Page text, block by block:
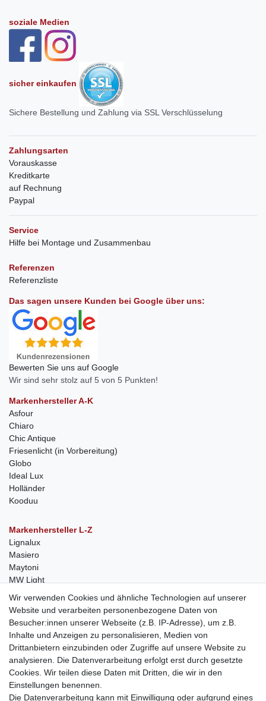
soziale Medien
sicher einkaufen
Sichere Bestellung und Zahlung via SSL Verschlüsselung
Zahlungsarten
Vorauskasse
Kreditkarte
auf Rechnung
Paypal
Service
Hilfe bei Montage und Zusammenbau
Referenzen
Referenzliste
Das sagen unsere Kunden bei Google über uns:
Bewerten Sie uns auf Google
Wir sind sehr stolz auf 5 von 5 Punkten!
Markenhersteller A-K
Asfour
Chiaro
Chic Antique
Friesenlicht (in Vorbereitung)
Globo
Ideal Lux
Holländer
Kooduu
Markenhersteller L-Z
Lignalux
Masiero
Maytoni
MW Light
Peka-Ideen
RegenBogen
Swarovski Kristalle
Anfragen von Herstellern
Sie sind Lampen-Hersteller und suchen einen Vertriebspartner in
der Schweiz?
Kontaktieren Sie uns per Mail:Herstelleranfrage Vertrieb
Schweiz
Wir verwenden Cookies und ähnliche Technologien auf unserer
Website und verarbeiten personenbezogene Daten von
Besucher:innen unserer Webseite (z.B. IP-Adresse), um z.B.
Inhalte und Anzeigen zu personalisieren, Medien von
Drittanbietern einzubinden oder Zugriffe auf unsere Website zu
analysieren. Die Datenverarbeitung erfolgt erst durch gesetzte
Cookies. Wir teilen diese Daten mit Dritten, die wir in den
Einstellungen benennen.
Die Datenverarbeitung kann mit Einwilligung oder aufgrund eines